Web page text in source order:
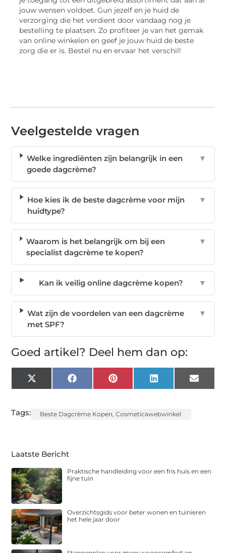
jouw wensen voldoet. Gun jezelf en je huid de
verzorging die het verdient door vandaag nog je
bestelling te plaatsen. Zo profiteer je van het gemak
van online winkelen en geef je jouw huid de beste
zorg die er is. Bestel nu en ervaar het verschil!
Veelgestelde vragen
Welke ingrediënten zijn belangrijk in een
goede dagcrème?
▼
Hoe kies ik de beste dagcrème voor mijn
huidtype?
▼
Waarom is het belangrijk om bij een
specialist dagcrème te kopen?
▼
Kan ik veilig online dagcrème kopen? ▼
Wat zijn de voordelen van een dagcrème
met SPF?
▼
Goed artikel? Deel hem dan op:
X
(Twitter)
FacebookPinterest LinkedIn Email
Tags: Beste Dagcrème Kopen,Cosmeticawebwinkel
Laatste Bericht
Praktische handleiding voor een fris huis en een
fijne tuin
Overzichtsgids voor beter wonen en tuinieren
het hele jaar door